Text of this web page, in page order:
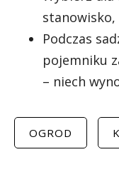
stanowisko,
Podczas
pojemniku
– niech
OGROD